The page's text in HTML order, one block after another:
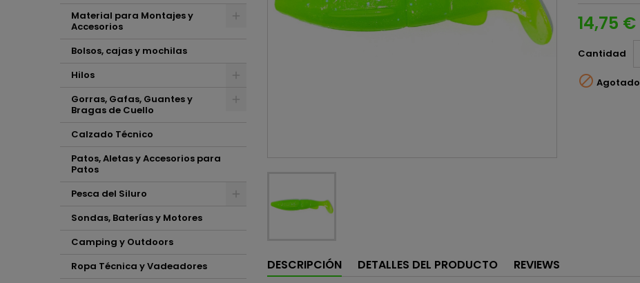
Material para Montajes y
Accesorios
Bolsos, cajas y mochilas
Hilos
Gorras, Gafas, Guantes y
Bragas de Cuello
Calzado Técnico
Patos, Aletas y Accesorios para
Patos
Pesca del Siluro
Sondas, Baterías y Motores
Camping y Outdoors
Ropa Técnica y Vadeadores
14,75 €
Cantidad
 Agotado
DESCRIPCIÓN DETALLES DEL PRODUCTO REVIEWS